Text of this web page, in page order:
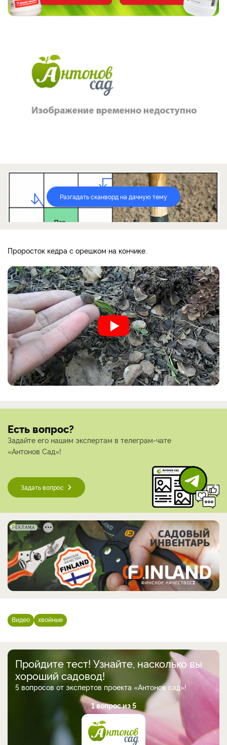
Разгадать сканворд на дачную тему
Проросток кедра с орешком на кончике.
Есть вопрос?
Задайте его нашим экспертам в телеграм-чате
«Антонов Сад»!
Задать вопрос
РЕКЛАМА
Видео хвойные
Пройдите тест! Узнайте, насколько вы
хороший садовод!
5 вопросов от экспертов проекта «Антонов сад»!
1 вопрос из 5